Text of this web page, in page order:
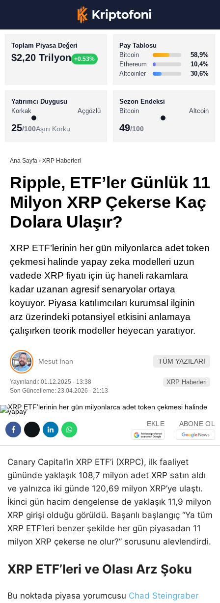
Youtube
TikTok
LinkedIn
Telegram
BİTCOİN HABERLERİ
ALTCOİN HABERLERİ
SÖZLÜK
Toplam Piyasa Değeri
$2,20 Trilyon +0.53%
Pay Tablosu
Bitcoin
58,9%
Ethereum
10,4%
Altcoinler
30,6%
Yatırımcı Duygusu
Korkak
Açgözlü
25/100Aşırı Korku
Sezon Endeksi
Bitcoin
Altcoin
49/100
Ana Sayfa › XRP Haberleri
Ripple, ETF’ler Günlük 11
Milyon XRP Çekerse Kaç
Dolara Ulaşır?
XRP ETF’lerinin her gün milyonlarca adet token
çekmesi halinde yapay zeka modelleri uzun
vadede XRP fiyatı için üç haneli rakamlara
kadar uzanan agresif senaryolar ortaya
koyuyor. Piyasa katılımcıları kurumsal ilginin
arz üzerindeki potansiyel etkisini anlamaya
çalışırken teorik modeller heyecan yaratıyor.
Mesut İnan TÜM YAZILARI
Yayınlandı: 01.12.2025 - 13:38
Son Güncelleme: 23.04.2026 - 21:13
XRP Haberleri
EKLE ABONE OL
Canary Capital’in XRP ETF’i (XRPC), ilk faaliyet
gününde yaklaşık 108,7 milyon adet XRP satın aldı
ve yalnızca iki günde 120,69 milyon XRP’ye ulaştı.
İkinci gün hacim dengelense de yaklaşık 11,9 milyon
XRP girişi olduğu görüldü. Başarılı başlangıç “Ya tüm
XRP ETF’leri benzer şekilde her gün piyasadan 11
milyon XRP çekerse ne olur?” sorusunu alevlendirdi.
XRP ETF’leri ve Olası Arz Şoku
Bu noktada piyasa yorumcusu Chad Steingraber